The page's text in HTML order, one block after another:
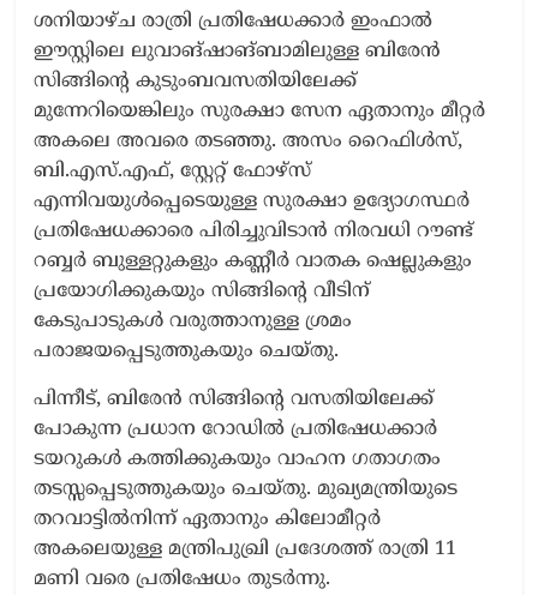
ശനിയാഴ്ച രാത്രി പ്രതിഷേധക്കാർ ഇംഫാൽ
ഈസ്റ്റിലെ ലുവാങ്‌ഷാങ്‌ബാമിലുള്ള ബിരേൻ
സിങ്ങി​ന്‍റെ കുടുംബവസതിയിലേക്ക്
മുന്നേറിയെങ്കിലും സുരക്ഷാ സേന ഏതാനും മീറ്റർ
അകലെ അവരെ തടഞ്ഞു. അസം റൈഫിൾസ്,
ബി.എസ്.എഫ്, സ്റ്റേറ്റ് ഫോഴ്സ്
എന്നിവയുൾപ്പെടെയുള്ള സുരക്ഷാ ഉദ്യോഗസ്ഥർ
പ്രതിഷേധക്കാരെ പിരിച്ചുവിടാൻ നിരവധി റൗണ്ട്
റബ്ബർ ബുള്ളറ്റുകളും കണ്ണീർ വാതക ഷെല്ലുകളും
പ്രയോഗിക്കുകയും സിങ്ങി​ന്‍റെ വീടിന്
കേടുപാടുകൾ വരുത്താനുള്ള ശ്രമം
പരാജയപ്പെടുത്തുകയും ചെയ്തു.
പിന്നീട്, ബിരേൻ സിങ്ങിന്‍റെ വസതിയിലേക്ക്
പോകുന്ന പ്രധാന റോഡിൽ പ്രതിഷേധക്കാർ
ടയറുകൾ കത്തിക്കുകയും വാഹന ഗതാഗതം
തടസ്സപ്പെടുത്തുകയും ചെയ്തു. മുഖ്യമന്ത്രിയുടെ
തറവാട്ടിൽനിന്ന് ഏതാനും കിലോമീറ്റർ
അകലെയുള്ള മന്ത്രിപുഖ്രി പ്രദേശത്ത് രാത്രി 11
മണി വരെ പ്രതിഷേധം തുടർന്നു.